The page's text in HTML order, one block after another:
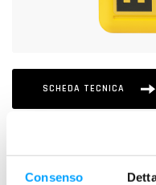
Consenso
SCHEDA TECNICA
DESCRIZIONE
Lubrificante sintetico